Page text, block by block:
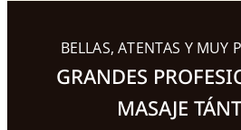
BELLAS, ATENTAS Y MUY
GRANDES
MASAJE